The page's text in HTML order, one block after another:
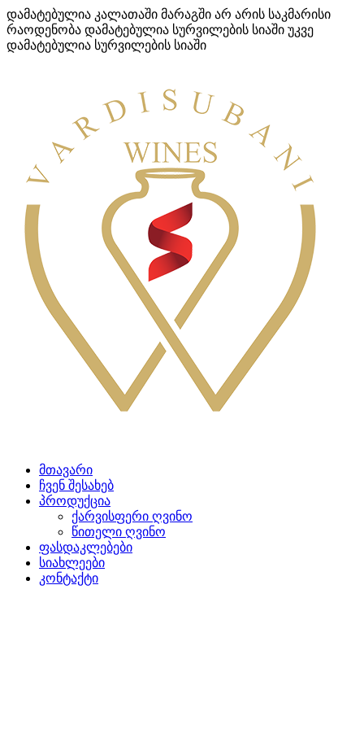
დამატებულია კალათაში მარაგში არ არის საკმარისი
რაოდენობა დამატებულია სურვილების სიაში უკვე
დამატებულია სურვილების სიაში
მთავარი
ჩვენ შესახებ
პროდუქცია
ქარვისფერი ღვინო
წითელი ღვინო
ფასდაკლებები
სიახლეები
კონტაქტი